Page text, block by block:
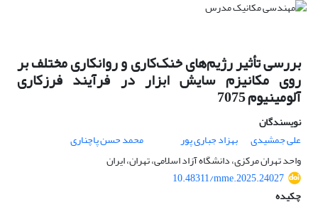
بررسی تأثیر رژیم‌های خنک‌کاری و روانکاری مختلف بر
روی مکانیزم سایش ابزار در فرآیند فرزکاری
آلومینیوم 7075
نویسندگان
علی جمشیدی
بهزاد جباری پور
محمد حسن پاچناری
واحد تهران مرکزی، دانشگاه آزاد اسلامی، تهران، ایران
10.48311/mme.2025.24027
چکیده